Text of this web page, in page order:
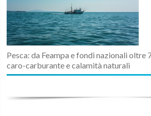
Pesca: da Feampa e fondi nazionali oltre
caro-carburante e calamità naturali